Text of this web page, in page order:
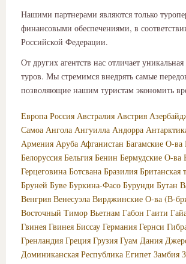
Нашими партнерами являются только
финансовыми обеспечениями, в
Российской Федерации.
От других агентств нас отличает
туров. Мы стремимся внедрять самые
позволяющие нашим туристам экономить
Европа Россия Австралия Австрия
Самоа Ангола Ангуилла Андорра
Армения Аруба Афганистан Багамские О-ва
Белоруссия Бельгия Бенин Бермудские О-ва
Герцеговина Ботсвана Бразилия Британская
Бруней Буве Буркина-Фасо Бурунди Бутан
Венгрия Венесуэла Вирджинские О-ва (В-
Восточный Тимор Вьетнам Габон Гаити
Гвинея Гвинея Биссау Германия Гернси
Гренландия Греция Грузия Гуам Дания
Доминиканская Республика Египет Замбия